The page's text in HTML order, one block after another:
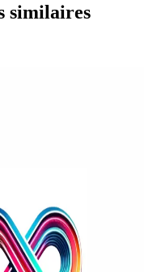
similaires